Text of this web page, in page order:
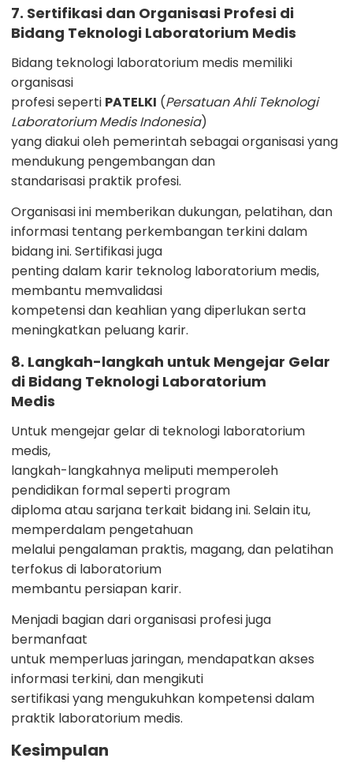
7. Sertifikasi dan Organisasi Profesi di
Bidang Teknologi Laboratorium Medis
Bidang teknologi laboratorium medis memiliki
organisasi
profesi seperti PATELKI (Persatuan Ahli Teknologi
Laboratorium Medis Indonesia)
yang diakui oleh pemerintah sebagai organisasi yang
mendukung pengembangan dan
standarisasi praktik profesi.
Organisasi ini memberikan dukungan, pelatihan, dan
informasi tentang perkembangan terkini dalam
bidang ini. Sertifikasi juga
penting dalam karir teknolog laboratorium medis,
membantu memvalidasi
kompetensi dan keahlian yang diperlukan serta
meningkatkan peluang karir.
8. Langkah-langkah untuk Mengejar Gelar
di Bidang Teknologi Laboratorium
Medis
Untuk mengejar gelar di teknologi laboratorium
medis,
langkah-langkahnya meliputi memperoleh
pendidikan formal seperti program
diploma atau sarjana terkait bidang ini. Selain itu,
memperdalam pengetahuan
melalui pengalaman praktis, magang, dan pelatihan
terfokus di laboratorium
membantu persiapan karir.
Menjadi bagian dari organisasi profesi juga
bermanfaat
untuk memperluas jaringan, mendapatkan akses
informasi terkini, dan mengikuti
sertifikasi yang mengukuhkan kompetensi dalam
praktik laboratorium medis.
Kesimpulan